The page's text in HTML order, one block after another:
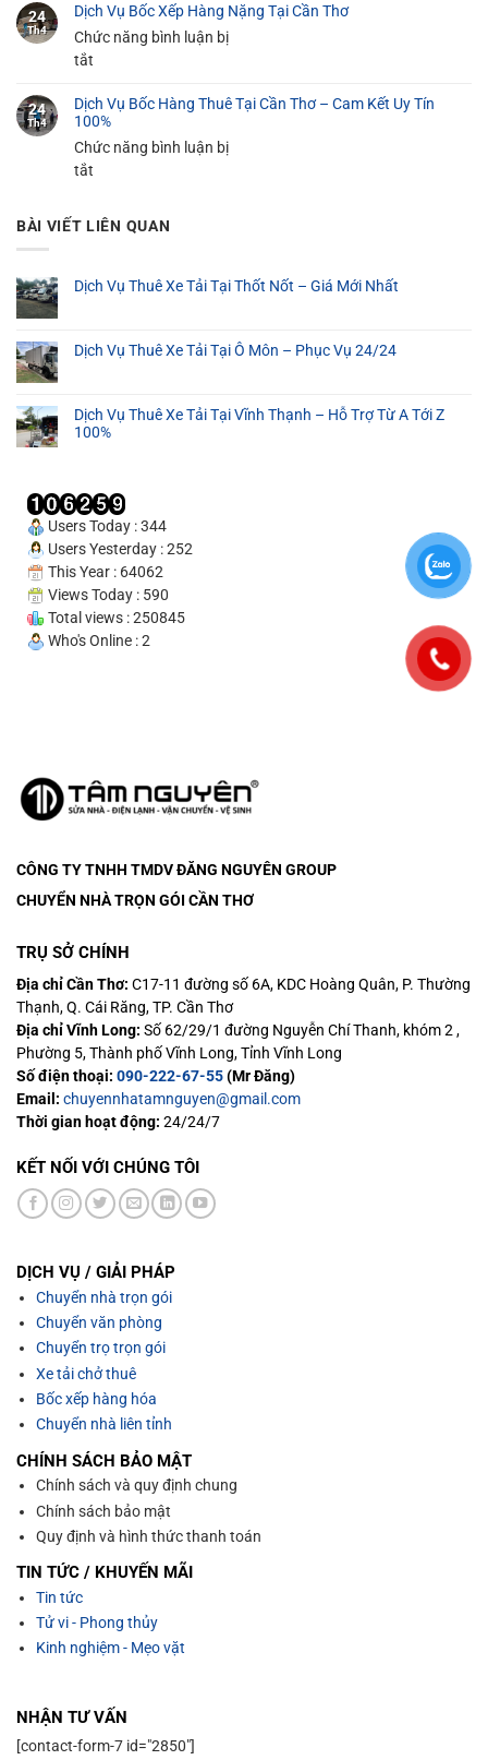
An
Toàn
Siêu
Thị
Thơ
–
Giá
100K
Vụ
Bốc
Móc
Tại
Cần
Phục
24
Th4
Dịch Vụ Bốc Xếp Hàng Nặng Tại Cần Thơ
Chức năng bình luận bị
tắt
Vụ
Bốc
Xếp
Tại
24
Th4
Dịch Vụ Bốc Hàng Thuê Tại Cần Thơ – Cam Kết Uy Tín
100%
Chức năng bình luận bị
tắt
Vụ
Thuê
Thơ
Kết
100%
BÀI VIẾT LIÊN QUAN
Dịch Vụ Thuê Xe Tải Tại Thốt Nốt – Giá Mới Nhất
Dịch Vụ Thuê Xe Tải Tại Ô Môn – Phục Vụ 24/24
Dịch Vụ Thuê Xe Tải Tại Vĩnh Thạnh – Hỗ Trợ Từ A Tới Z
100%
Users Today : 344
Users Yesterday : 252
This Year : 64062
Views Today : 590
Total views : 250845
Who's Online : 2
CÔNG TY TNHH TMDV ĐĂNG NGUYÊN GROUP
CHUYỂN NHÀ TRỌN GÓI CẦN THƠ
TRỤ SỞ CHÍNH
Địa chỉ Cần Thơ: C17-11 đường số 6A, KDC Hoàng Quân, P. Thường
Thạnh, Q. Cái Răng, TP. Cần Thơ
Địa chỉ Vĩnh Long: Số 62/29/1 đường Nguyễn Chí Thanh, khóm 2 ,
Phường 5, Thành phố Vĩnh Long, Tỉnh Vĩnh Long
Số điện thoại: 090-222-67-55(Mr Đăng)
Email: chuyennhatamnguyen@gmail.com
Thời gian hoạt động: 24/24/7
KẾT NỐI VỚI CHÚNG TÔI
DỊCH VỤ / GIẢI PHÁP
Chuyển nhà trọn gói
Chuyển văn phòng
Chuyển trọ trọn gói
Xe tải chở thuê
Bốc xếp hàng hóa
Chuyển nhà liên tỉnh
CHÍNH SÁCH BẢO MẬT
Chính sách và quy định chung
Chính sách bảo mật
Quy định và hình thức thanh toán
TIN TỨC / KHUYẾN MÃI
Tin tức
Tử vi - Phong thủy
Kinh nghiệm - Mẹo vặt
NHẬN TƯ VẤN
[contact-form-7 id="2850"]